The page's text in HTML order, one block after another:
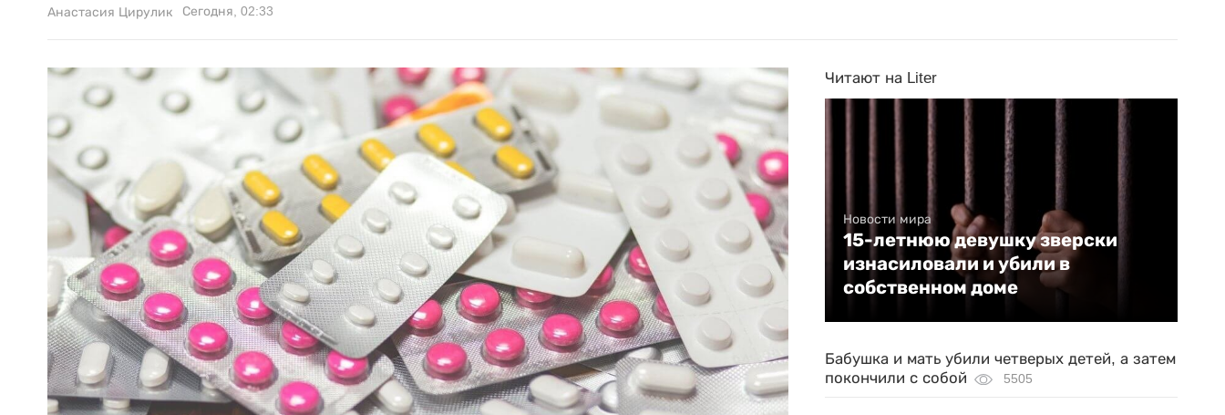
Анастасия Цирулик Сегодня, 02:33
Читают на Liter
Новости мира
15-летнюю девушку зверски
изнасиловали и убили в
собственном доме
Бабушка и мать убили четверых детей, а затем
покончили с собой
5505